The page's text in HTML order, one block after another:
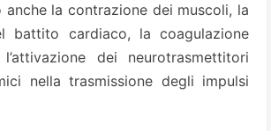
anche la contrazione dei muscoli, la
battito cardiaco, la coagulazione
dei neurotrasmettitori
nella trasmissione degli impulsi